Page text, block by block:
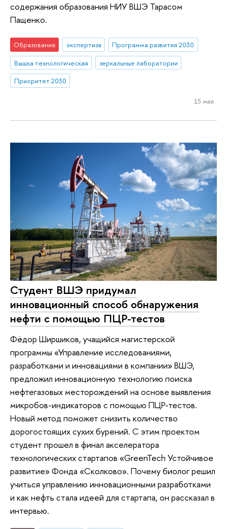
содержания образования НИУ ВШЭ Тарасом
Пащенко.
Образование экспертиза
Программа развития 2030
Вышка технологическая
зеркальные лаборатории
Приоритет 2030
15 мая
Студент ВШЭ придумал
инновационный способ обнаружения
нефти с помощью ПЦР-тестов
Фёдор Ширшиков, учащийся магистерской
программы «Управление исследованиями,
разработками и инновациями в компании» ВШЭ,
предложил инновационную технологию поиска
нефтегазовых месторождений на основе выявления
микробов-индикаторов с помощью ПЦР-тестов.
Новый метод поможет снизить количество
дорогостоящих сухих бурений. С этим проектом
студент прошел в финал акселератора
технологических стартапов «GreenTech Устойчивое
развитие» Фонда «Сколково». Почему биолог решил
учиться управлению инновационными разработками
и как нефть стала идеей для стартапа, он рассказал в
интервью.